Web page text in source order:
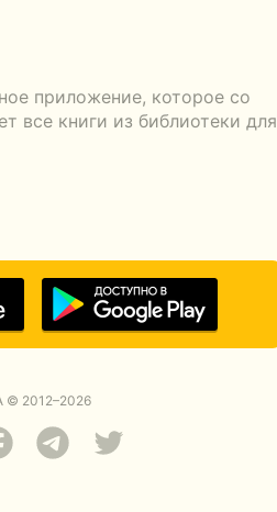
приложение, которое со
все книги из библиотеки для
2012–2026